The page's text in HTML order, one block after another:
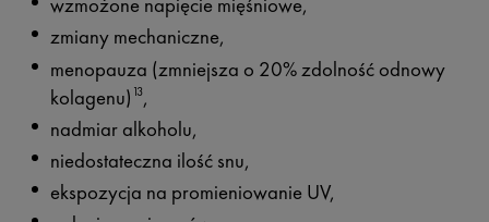
zmiany mechaniczne,
menopauza (zmniejsza o 20% zdolność odnowy
kolagenu) 13,
nadmiar alkoholu,
niedostateczna ilość snu,
ekspozycja na promieniowanie UV,